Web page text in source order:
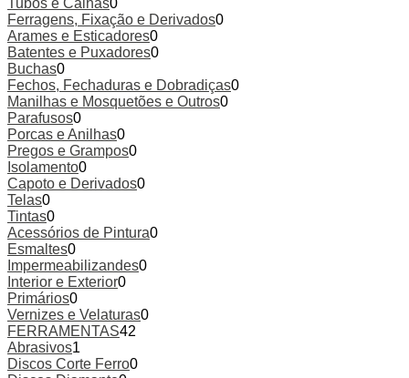
Tubos e Calhas0
Ferragens, Fixação e Derivados0
Arames e Esticadores0
Batentes e Puxadores0
Buchas0
Fechos, Fechaduras e Dobradiças0
Manilhas e Mosquetões e Outros0
Parafusos0
Porcas e Anilhas0
Pregos e Grampos0
Isolamento0
Capoto e Derivados0
Telas0
Tintas0
Acessórios de Pintura0
Esmaltes0
Impermeabilizandes0
Interior e Exterior0
Primários0
Vernizes e Velaturas0
FERRAMENTAS42
Abrasivos1
Discos Corte Ferro0